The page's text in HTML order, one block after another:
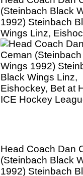
(Steinbach Black
1992) Steinbach
Wings Linz,
Bet at Home ICE
League
Head Coach Dan
(Steinbach Black
1992) Steinbach